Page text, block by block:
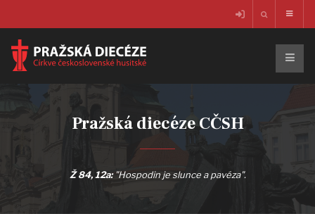
Pražská diecéze CČSH
Ž 84, 12a:"Hospodin je slunce a pavéza".